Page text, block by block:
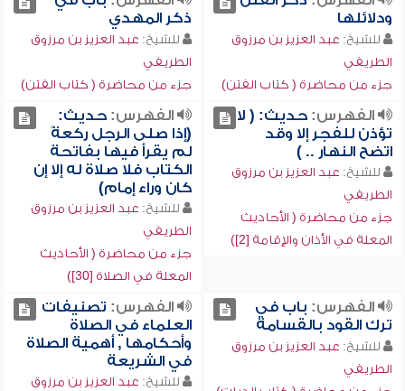
ودلائلها
للشيخ: عبد العزيز بن مرزوق
الطريفي
جزء من محاضرة ( كتاب الفتن)
ذكر المهدي
للشيخ: عبد العزيز بن مرزوق
الطريفي
جزء من محاضرة ( كتاب الفتن)
الفهرس:حديث: ( لا
تؤذن للفجر إلا وقد
اتضح النهار .. )
للشيخ: عبد العزيز بن مرزوق
الطريفي
جزء من محاضرة ( الأحاديث
المعلة في الأذان والإقامة [2])
الفهرس:حديث:
(إذا صلى الرجل ركعةً
لم يقرأ فيها بفاتحة
الكتاب فلا صلاة له إلا إن
كان وراء إمام)
للشيخ: عبد العزيز بن مرزوق
الطريفي
جزء من محاضرة ( الأحاديث
المعلة في الصلاة [30])
الفهرس: باب في
ترك القود بالقسامة
للشيخ: عبد العزيز بن مرزوق
الطريفي
الفهرس: تصنيفات
العلماء في الصلاة
وأحكامها , أهمية الصلاة
في الشريعة
للشيخ: عبد العزيز بن مرزوق